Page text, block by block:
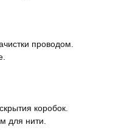
проводом.
коробок.
для нити.